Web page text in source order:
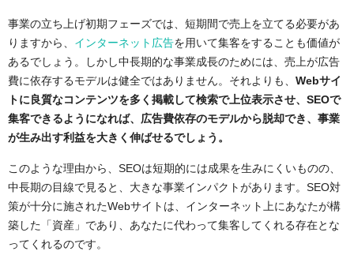
事業の立ち上げ初期フェーズでは、短期間で売上を立てる必要があ
りますから、 インターネット広告を用いて集客をすることも価値が
あるでしょう。しかし中長期的な事業成長のためには、売上が広告
費に依存するモデルは健全ではありません。それよりも、 Webサイ
トに良質なコンテンツを多く掲載して検索で上位表示させ、SEOで
集客できるようになれば、広告費依存のモデルから脱却でき、事業
が生み出す利益を大きく伸ばせるでしょう。
このような理由から、SEOは短期的には成果を生みにくいものの、
中長期の目線で見ると、大きな事業インパクトがあります。SEO対
策が十分に施されたWebサイトは、インターネット上にあなたが構
築した「資産」であり、あなたに代わって集客してくれる存在とな
ってくれるのです。